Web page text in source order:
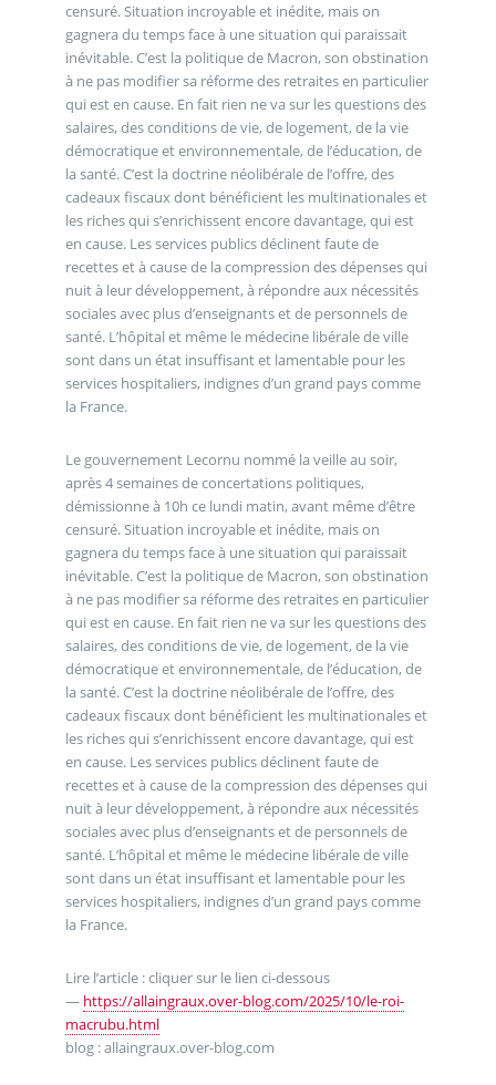
censuré. Situation incroyable et inédite, mais on
gagnera du temps face à une situation qui paraissait
inévitable. C’est la politique de Macron, son obstination
à ne pas modifier sa réforme des retraites en particulier
qui est en cause. En fait rien ne va sur les questions des
salaires, des conditions de vie, de logement, de la vie
démocratique et environnementale, de l’éducation, de
la santé. C’est la doctrine néolibérale de l’offre, des
cadeaux fiscaux dont bénéficient les multinationales et
les riches qui s’enrichissent encore davantage, qui est
en cause. Les services publics déclinent faute de
recettes et à cause de la compression des dépenses qui
nuit à leur développement, à répondre aux nécessités
sociales avec plus d’enseignants et de personnels de
santé. L’hôpital et même le médecine libérale de ville
sont dans un état insuffisant et lamentable pour les
services hospitaliers, indignes d’un grand pays comme
la France.
Le gouvernement Lecornu nommé la veille au soir,
après 4 semaines de concertations politiques,
démissionne à 10h ce lundi matin, avant même d’être
censuré. Situation incroyable et inédite, mais on
gagnera du temps face à une situation qui paraissait
inévitable. C’est la politique de Macron, son obstination
à ne pas modifier sa réforme des retraites en particulier
qui est en cause. En fait rien ne va sur les questions des
salaires, des conditions de vie, de logement, de la vie
démocratique et environnementale, de l’éducation, de
la santé. C’est la doctrine néolibérale de l’offre, des
cadeaux fiscaux dont bénéficient les multinationales et
les riches qui s’enrichissent encore davantage, qui est
en cause. Les services publics déclinent faute de
recettes et à cause de la compression des dépenses qui
nuit à leur développement, à répondre aux nécessités
sociales avec plus d’enseignants et de personnels de
santé. L’hôpital et même le médecine libérale de ville
sont dans un état insuffisant et lamentable pour les
services hospitaliers, indignes d’un grand pays comme
la France.
Lire l’article : cliquer sur le lien ci-dessous
— https://allaingraux.over-blog.com/2025/10/le-roi-
macrubu.html
blog : allaingraux.over-blog.com